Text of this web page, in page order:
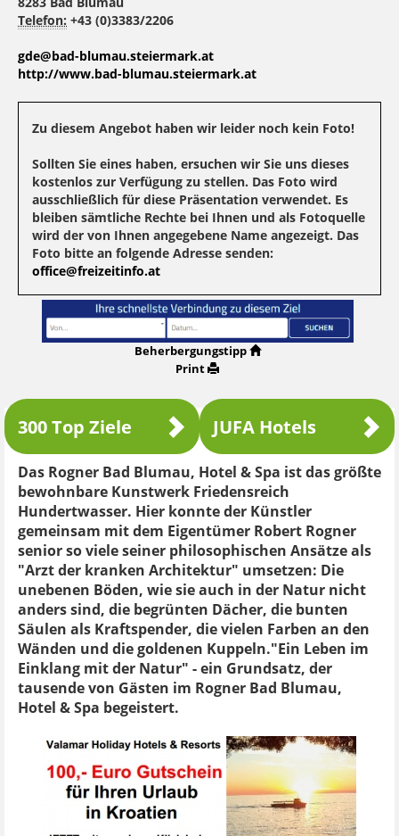
8283 Bad Blumau
Telefon: +43 (0)3383/2206
gde@bad-blumau.steiermark.at
http://www.bad-blumau.steiermark.at
Zu diesem Angebot haben wir leider noch kein Foto!
Sollten Sie eines haben, ersuchen wir Sie uns dieses
kostenlos zur Verfügung zu stellen. Das Foto wird
ausschließlich für diese Präsentation verwendet. Es
bleiben sämtliche Rechte bei Ihnen und als Fotoquelle
wird der von Ihnen angegebene Name angezeigt. Das
Foto bitte an folgende Adresse senden:
office@freizeitinfo.at
Beherbergungstipp
Print
300 Top Ziele JUFA Hotels
Das Rogner Bad Blumau, Hotel & Spa ist das größte
bewohnbare Kunstwerk Friedensreich
Hundertwasser. Hier konnte der Künstler
gemeinsam mit dem Eigentümer Robert Rogner
senior so viele seiner philosophischen Ansätze als
"Arzt der kranken Architektur" umsetzen: Die
unebenen Böden, wie sie auch in der Natur nicht
anders sind, die begrünten Dächer, die bunten
Säulen als Kraftspender, die vielen Farben an den
Wänden und die goldenen Kuppeln."Ein Leben im
Einklang mit der Natur" - ein Grundsatz, der
tausende von Gästen im Rogner Bad Blumau,
Hotel & Spa begeistert.